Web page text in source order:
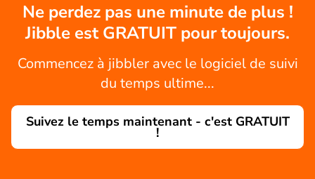
Ne perdez pas une minute de plus !
Jibble est GRATUIT pour toujours.
Commencez à jibbler avec le logiciel de suivi
du temps ultime...
Suivez le temps maintenant - c'est GRATUIT
!